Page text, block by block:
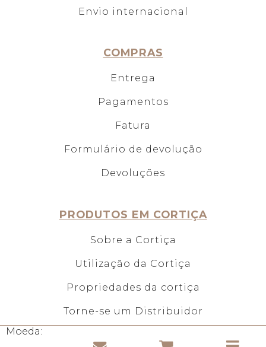
Moeda:
Envio internacional
COMPRAS
Entrega
Pagamentos
Fatura
Formulário de devolução
Devoluções
PRODUTOS EM CORTIÇA
Sobre a Cortiça
Utilização da Cortiça
Propriedades da cortiça
Torne-se um Distribuidor